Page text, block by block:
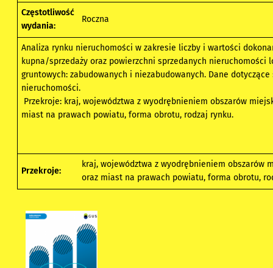
Częstotliwość
wydania:
Roczna
Analiza rynku nieruchomości w zakresie liczby i wartości
kupna/sprzedaży oraz powierzchni sprzedanych nieruchomości
gruntowych: zabudowanych i niezabudowanych. Dane
nieruchomości.
Przekroje: kraj, województwa z wyodrębnieniem obszarów
miast na prawach powiatu, forma obrotu, rodzaj rynku.
Przekroje:
kraj, województwa z wyodrębnieniem obszarów
oraz miast na prawach powiatu, forma obrotu,